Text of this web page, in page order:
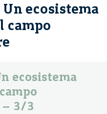
ecosistema
campo
ecosistema
– 3/3